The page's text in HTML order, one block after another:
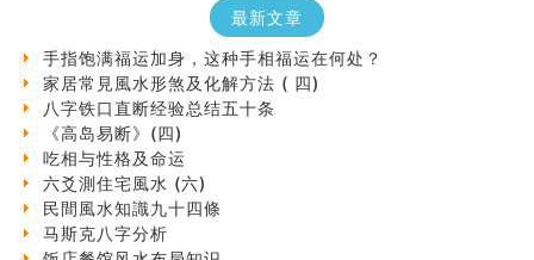
最新文章
商舖大門的風水原則 (下)
手指饱满福运加身，这种手相福运在何处？
家居常見風水形煞及化解方法 ( 四)
八字铁口直断经验总结五十条
《高岛易断》(四)
吃相与性格及命运
六爻測住宅風水 (六)
民間風水知識九十四條
马斯克八字分析
饭店餐馆风水布局知识